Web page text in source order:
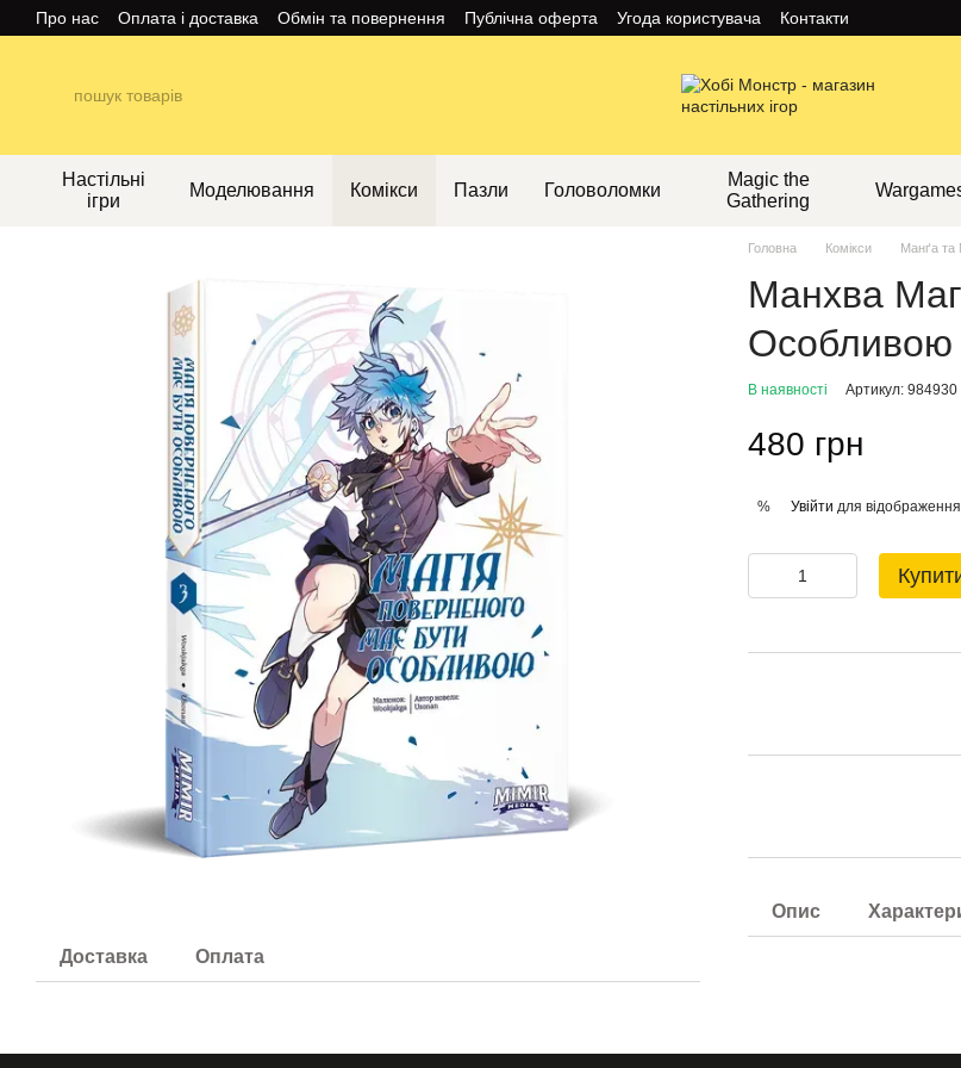
Перейти до основного контенту
Про нас Оплата і доставка Обмін та повернення Публічна оферта Угода користувача Контакти
Настільні
ігри
Моделювання Комікси Пазли Головоломки
Magic the
Gathering
Доставка Оплата
Головна Комікси Манґа та
Манхва
В наявності Артикул: 984930
480 грн
% Увійти для
Опис